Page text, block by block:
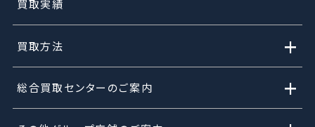
買取実績
買取方法 +
総合買取センターのご案内 +